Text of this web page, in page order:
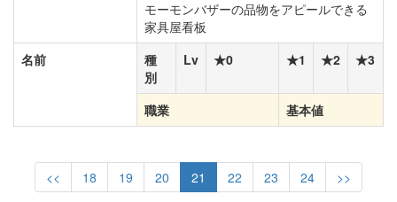
モーモンバザーの品物をアピールできる
家具屋看板
名前
種
別
Lv ★0 ★1 ★2 ★3
職業 基本値
<< 18 19 20 21 22 23 24 >>